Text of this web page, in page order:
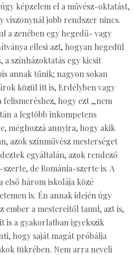
képzelem el a művész-oktatást,
viszonynál jobb rendszer nincs.
a zenében egy hegedű- vagy
ellesi azt, hogyan hegedül
a színházoktatás egy kicsit
annak tűnik; nagyon sokan
közül itt is, Erdélyben vagy
felismeréshez, hogy ezt „nem
a legtöbb inkompetens
méghozzá annyira, hogy akik
azok színművész mesterséget
egyáltalán, azok rendező
de Románia-szerte is. A
három iskolája közé
is. Én annak idején úgy
ember a mestereitől tanul, azt is,
is a gyakorlatban igyekszik
hogy saját magát próbálja
tükrében. Nem arra neveli